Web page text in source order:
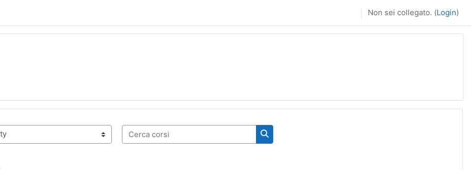
Non sei collegato. (Login)
Cerca corsi
Cerca corsi